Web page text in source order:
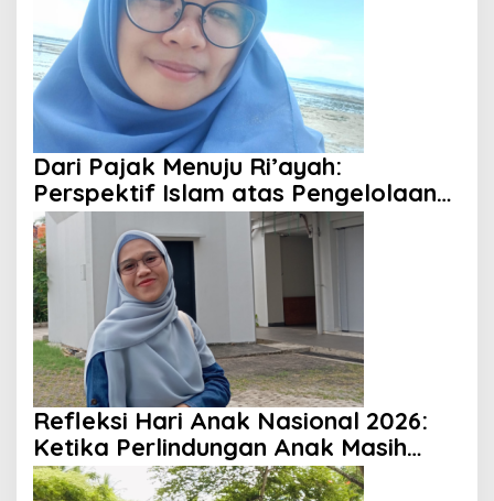
Dari Pajak Menuju Ri’ayah:
Perspektif Islam atas Pengelolaan
Keuangan Negara
Refleksi Hari Anak Nasional 2026:
Ketika Perlindungan Anak Masih
Menjadi Ilusi